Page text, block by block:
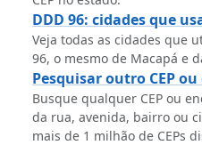
DDD 96: cidades que
Veja todas as cidades que
96, o mesmo de Macapá e
Pesquisar outro CEP
Busque qualquer CEP ou
da rua, avenida, bairro ou
mais de 1 milhão de CEPs